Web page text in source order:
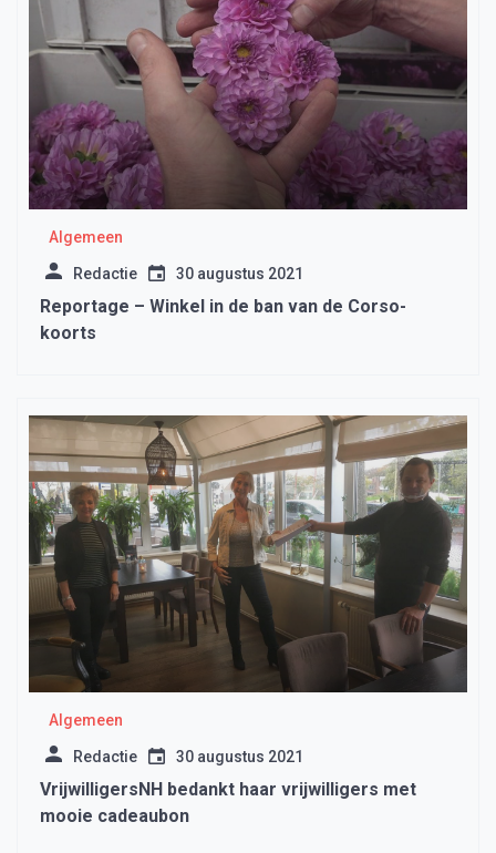
Algemeen
Redactie 30 augustus 2021
Reportage – Winkel in de ban van de Corso-
koorts
Algemeen
Redactie 30 augustus 2021
VrijwilligersNH bedankt haar vrijwilligers met
mooie cadeaubon